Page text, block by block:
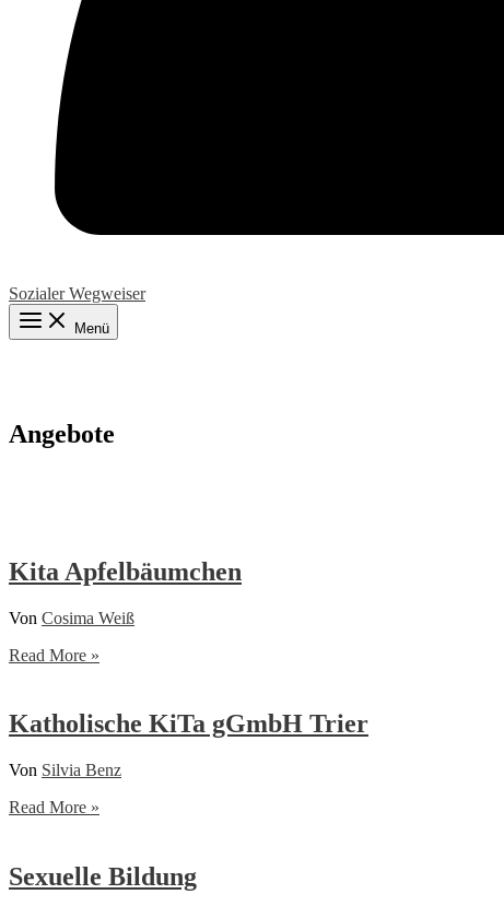
Sozialer Wegweiser
Menü
Angebote
Kita Apfelbäumchen
Von Cosima Weiß
Kita
Read More »
Katholische KiTa gGmbH Trier
Von Silvia Benz
Katholische
Trier
Read More »
Sexuelle Bildung